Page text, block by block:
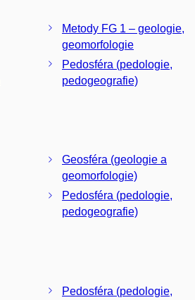
Metody FG 1 – geologie,
geomorfologie
Pedosféra (pedologie,
pedogeografie)
Geosféra (geologie a
geomorfologie)
Pedosféra (pedologie,
pedogeografie)
Pedosféra (pedologie,